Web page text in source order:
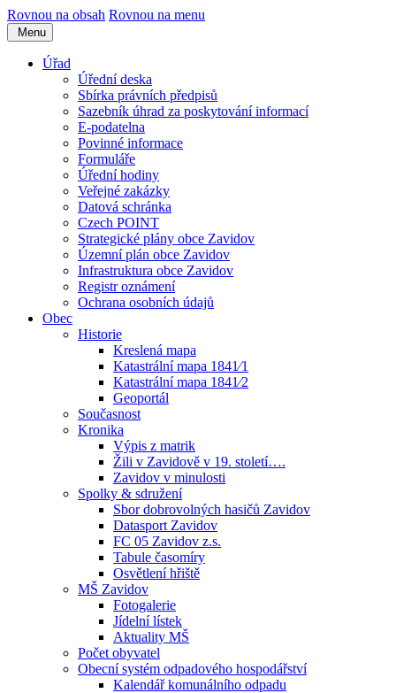
Rovnou na obsah Rovnou na menu
Menu
Úřad
Úřední deska
Sbírka právních předpisů
Sazebník úhrad za poskytování informací
E-podatelna
Povinné informace
Formuláře
Úřední hodiny
Veřejné zakázky
Datová schránka
Czech POINT
Strategické plány obce Zavidov
Územní plán obce Zavidov
Infrastruktura obce Zavidov
Registr oznámení
Ochrana osobních údajů
Obec
Historie
Kreslená mapa
Katastrální mapa 1841⁄1
Katastrální mapa 1841⁄2
Geoportál
Současnost
Kronika
Výpis z matrik
Žili v Zavidově v 19. století….
Zavidov v minulosti
Spolky & sdružení
Sbor dobrovolných hasičů Zavidov
Datasport Zavidov
FC 05 Zavidov z.s.
Tabule časomíry
Osvětlení hřiště
MŠ Zavidov
Fotogalerie
Jídelní lístek
Aktuality MŠ
Počet obyvatel
Obecní systém odpadového hospodářství
Kalendář komunálního odpadu